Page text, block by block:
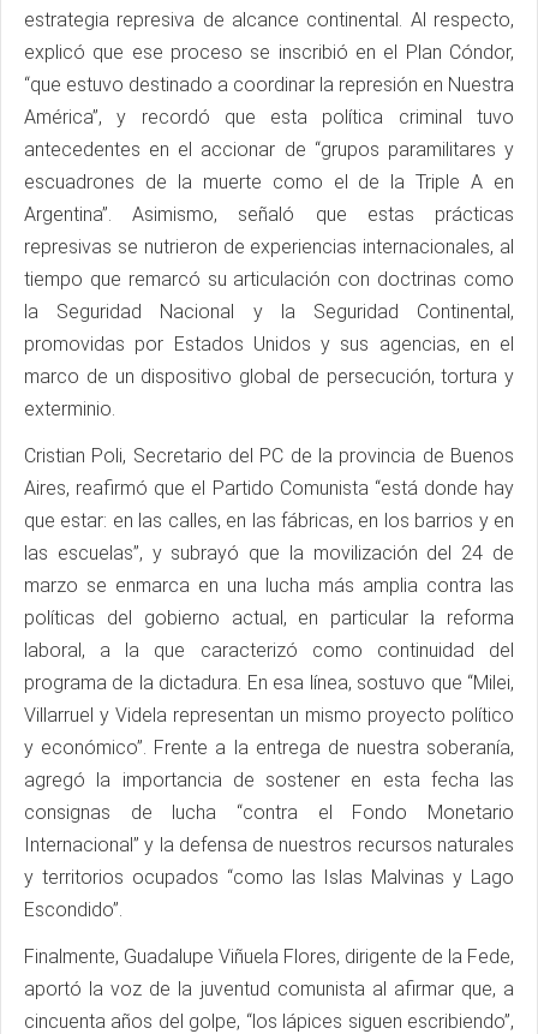
estrategia represiva de alcance continental. Al respecto,
explicó que ese proceso se inscribió en el Plan Cóndor,
“que estuvo destinado a coordinar la represión en Nuestra
América”, y recordó que esta política criminal tuvo
antecedentes en el accionar de “grupos paramilitares y
escuadrones de la muerte como el de la Triple A en
Argentina”. Asimismo, señaló que estas prácticas
represivas se nutrieron de experiencias internacionales, al
tiempo que remarcó su articulación con doctrinas como
la Seguridad Nacional y la Seguridad Continental,
promovidas por Estados Unidos y sus agencias, en el
marco de un dispositivo global de persecución, tortura y
exterminio.
Cristian Poli, Secretario del PC de la provincia de Buenos
Aires, reafirmó que el Partido Comunista “está donde hay
que estar: en las calles, en las fábricas, en los barrios y en
las escuelas”, y subrayó que la movilización del 24 de
marzo se enmarca en una lucha más amplia contra las
políticas del gobierno actual, en particular la reforma
laboral, a la que caracterizó como continuidad del
programa de la dictadura. En esa línea, sostuvo que “Milei,
Villarruel y Videla representan un mismo proyecto político
y económico”. Frente a la entrega de nuestra soberanía,
agregó la importancia de sostener en esta fecha las
consignas de lucha “contra el Fondo Monetario
Internacional” y la defensa de nuestros recursos naturales
y territorios ocupados “como las Islas Malvinas y Lago
Escondido”.
Finalmente, Guadalupe Viñuela Flores, dirigente de la Fede,
aportó la voz de la juventud comunista al afirmar que, a
cincuenta años del golpe, “los lápices siguen escribiendo”,